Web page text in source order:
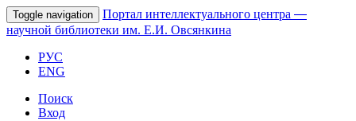
Toggle navigation Портал интеллектуального центра —
научной библиотеки им. Е.И. Овсянкина
РУС
ENG
Поиск
Вход